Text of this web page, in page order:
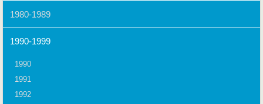
1980-1989
1990-1999
1990
1991
1992